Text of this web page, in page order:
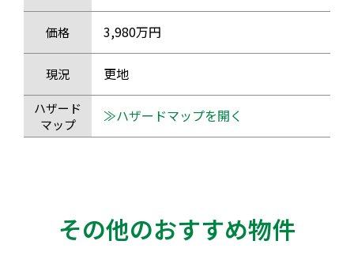
価格 3,980万円
現況 更地
ハザード
マップ
≫ハザードマップを開く
その他のおすすめ物件